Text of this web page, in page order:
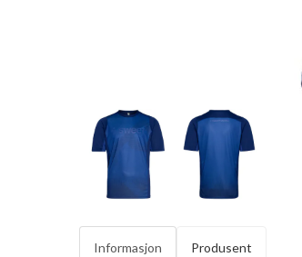
Informasjon Produsent